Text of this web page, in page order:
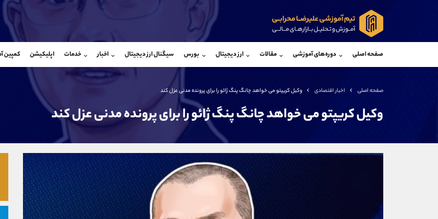
صفحه اصلی دوره‌های آموزشی مقالات ارز دیجیتال بورس سیگنال ارز دیجیتال اخبار خدمات اپلیکیشن کمپین
صفحه اصلی اخبار اقتصادی وکیل کریپتو می خواهد چانگ پنگ ژائو را برای پرونده مدنی عزل کند
وکیل کریپتو می خواهد چانگ پنگ ژائو را برای پرونده مدنی عزل کند
@Armteam_admin_104
@Armteam_admin_33
واتساپ
تلفن